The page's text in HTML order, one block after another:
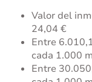
Valor del
24,04 €
Entre
cada 1.000
Entre